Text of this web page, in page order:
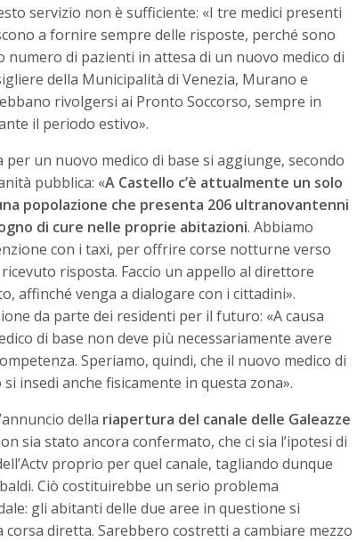
servizio non è sufficiente: «I tre medici presenti
a fornire sempre delle risposte, perché sono
numero di pazienti in attesa di un nuovo medico di
della Municipalità di Venezia, Murano e
rivolgersi ai Pronto Soccorso, sempre in
il periodo estivo».
un nuovo medico di base si aggiunge, secondo
pubblica: «A Castello c’è attualmente un solo
popolazione che presenta 206 ultranovantenni
di cure nelle proprie abitazioni. Abbiamo
con i taxi, per offrire corse notturne verso
risposta. Faccio un appello al direttore
affinché venga a dialogare con i cittadini».
da parte dei residenti per il futuro: «A causa
di base non deve più necessariamente avere
Speriamo, quindi, che il nuovo medico di
insedi anche fisicamente in questa zona».
della riapertura del canale delle Galeazze
sia stato ancora confermato, che ci sia l’ipotesi di
proprio per quel canale, tagliando dunque
Ciò costituirebbe un serio problema
gli abitanti delle due aree in questione si
diretta. Sarebbero costretti a cambiare mezzo